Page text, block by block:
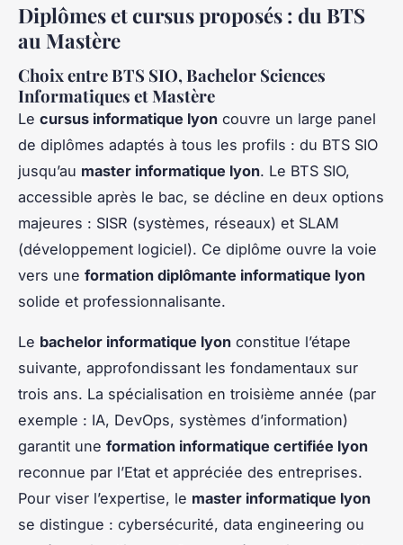
Diplômes et cursus proposés : du BTS
au Mastère
Choix entre BTS SIO, Bachelor Sciences
Informatiques et Mastère
Le cursus informatique lyon couvre un large panel
de diplômes adaptés à tous les profils : du BTS SIO
jusqu’au master informatique lyon. Le BTS SIO,
accessible après le bac, se décline en deux options
majeures : SISR (systèmes, réseaux) et SLAM
(développement logiciel). Ce diplôme ouvre la voie
vers une formation diplômante informatique lyon
solide et professionnalisante.
Le bachelor informatique lyon constitue l’étape
suivante, approfondissant les fondamentaux sur
trois ans. La spécialisation en troisième année (par
exemple : IA, DevOps, systèmes d’information)
garantit une formation informatique certifiée lyon
reconnue par l’Etat et appréciée des entreprises.
Pour viser l’expertise, le master informatique lyon
se distingue : cybersécurité, data engineering ou